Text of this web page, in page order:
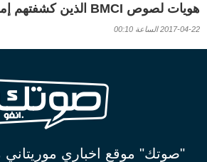
هويات لصوص BMCI الذين كشفتهم إمرأة
2017-04-22 الساعة 00:10
"صوتك" موقع اخباري